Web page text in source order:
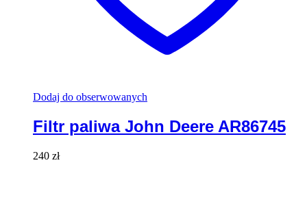
Dodaj do obserwowanych
Filtr paliwa John Deere AR86745
240 zł